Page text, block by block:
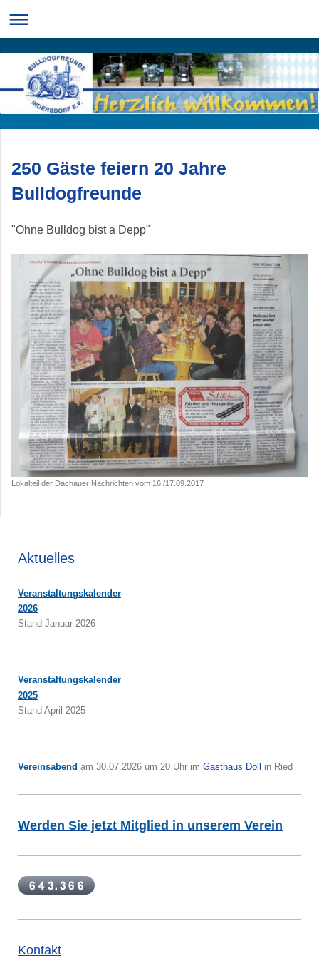
250 Gäste feiern 20 Jahre
Bulldogfreunde
"Ohne Bulldog bist a Depp"
Lokalteil der Dachauer Nachrichten vom 16./17.09.2017
Aktuelles
Veranstaltungskalender
2026
Stand Januar 2026
Veranstaltungskalender
2025
Stand April 2025
Vereinsabend am 30.07.2026 um 20 Uhr im Gasthaus Doll in Ried
Werden Sie jetzt Mitglied in unserem Verein
Kontakt